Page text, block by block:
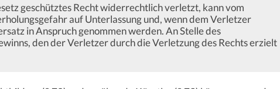
geschütztes Recht widerrechtlich verletzt, kann vom
auf Unterlassung und, wenn dem Verletzer
in Anspruch genommen werden. An Stelle des
den der Verletzer durch die Verletzung des Rechts erzielt